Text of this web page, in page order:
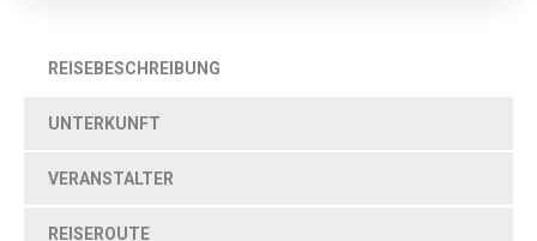
REISEBESCHREIBUNG
UNTERKUNFT
VERANSTALTER
REISEROUTE